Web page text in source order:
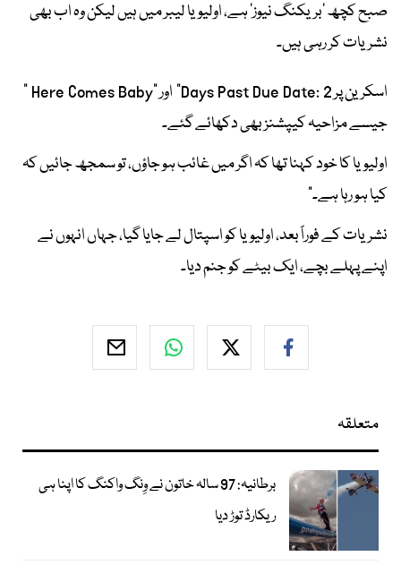
صبح کچھ 'بریکنگ نیوز' ہے، اولیویا لیبر میں ہیں لیکن وہ اب بھی
نشریات کر رہی ہیں۔
اسکرین پر Days Past Due Date: 2" اور "Here Comes Baby "
جیسے مزاحیہ کیپشنز بھی دکھائے گئے۔
اولیویا کا خود کہنا تھا کہ اگر میں غائب ہو جاؤں، تو سمجھ جائیں کہ
کیا ہو رہا ہے۔"
نشریات کے فوراً بعد، اولیویا کو اسپتال لے جایا گیا، جہاں انہوں نے
اپنے پہلے بچے، ایک بیٹے کو جنم دیا۔
متعلقہ
برطانیہ: 97 سالہ خاتون نے وِنگ واکنگ کا اپنا ہی
ریکارڈ توڑ دیا